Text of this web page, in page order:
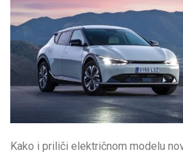
Kako i priliči električnom modelu